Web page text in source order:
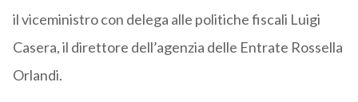
il viceministro con delega alle politiche fiscali Luigi
Casera, il direttore dell’agenzia delle Entrate Rossella
Orlandi.